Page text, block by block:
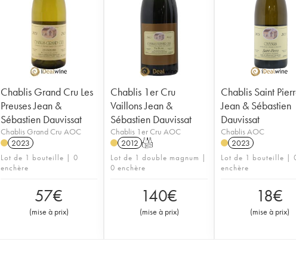
Chablis Grand Cru Les
Preuses Jean &
Sébastien Dauvissat
Chablis Grand Cru AOC
2023
Lot de 1 bouteille | 0
enchère
57€
(mise à prix)
Chablis 1er Cru
Vaillons Jean &
Sébastien Dauvissat
Chablis 1er Cru AOC
2012 T
Lot de 1 double magnum |
0 enchère
140€
(mise à prix)
Chablis Saint
Jean & Sébastien
Dauvissat
Chablis AOC
2023
Lot de 1 bouteille |
enchère
18€
(mise à prix)